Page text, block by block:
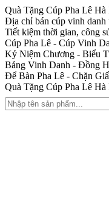
Quà Tặng Cúp Pha Lê
Địa chỉ bán cúp vinh
Tiết kiệm thời gian, công
Cúp Pha Lê - Cúp Vinh
Kỷ Niệm Chương - Biểu
Bảng Vinh Danh - Đồng
Để Bàn Pha Lê - Chặn
Quà Tặng Cúp Pha Lê